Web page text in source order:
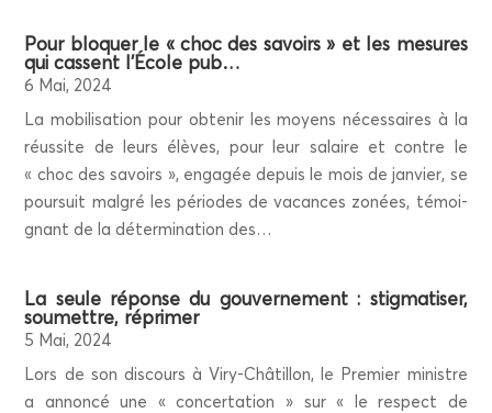
Pour blo­quer le « choc des savoirs » et les mesures
qui cassent l’École pub…
6 Mai, 2024
La mobi­li­sa­tion pour obte­nir les moyens néces­saires à la
réus­site de leurs élèves, pour leur salaire et contre le
« choc des savoirs », enga­gée depuis le mois de jan­vier, se
pour­suit mal­gré les périodes de vacances zonées, témoi­
gnant de la déter­mi­na­tion des…
La seule réponse du gou­ver­ne­ment : stig­ma­ti­ser,
sou­mettre, réprimer
5 Mai, 2024
Lors de son dis­cours à Viry-Châ­tillon, le Pre­mier ministre
a annon­cé une « concer­ta­tion » sur « le res­pect de